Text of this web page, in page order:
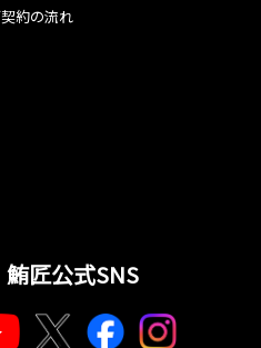
約の流れ
鮪匠公式SNS